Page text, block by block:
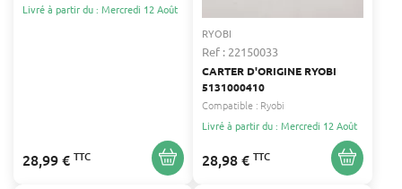
Livré à partir du : Mercredi 12 Août
28,99 € TTC
RYOBI
Ref : 22150033
CARTER D'ORIGINE RYOBI
5131000410
Compatible : Ryobi
Livré à partir du : Mercredi 12 Août
28,98 € TTC